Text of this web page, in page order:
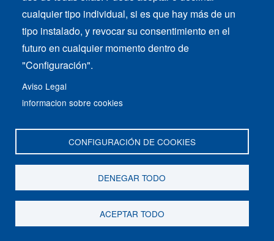
cualquier tipo individual, si es que hay más de un
tipo instalado, y revocar su consentimiento en el
futuro en cualquier momento dentro de
"Configuración".
Aviso Legal
informacion sobre cookies
CONFIGURACIÓN DE COOKIES
DENEGAR TODO
ACEPTAR TODO
¿Qué es 4GesC?)
Este sitio web está en reconstrucción.
Pronto estará completamente online.
Si tiene cualquier consulta, envíe un email a
comercial_ARROBA_QuerySoft.es
menu
Aviso Legal Cookies
Copyright 2021 - All Rights Reserved